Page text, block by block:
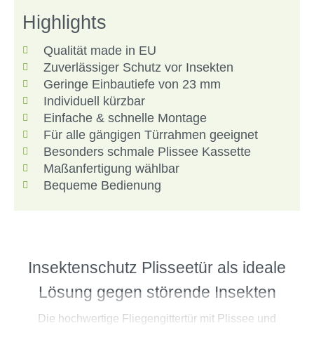
Highlights
Qualität made in EU
Zuverlässiger Schutz vor Insekten
Geringe Einbautiefe von 23 mm
Individuell kürzbar
Einfache & schnelle Montage
Für alle gängigen Türrahmen geeignet
Besonders schmale Plissee Kassette
Maßanfertigung wählbar
Bequeme Bedienung
Insektenschutz Plisseetür als ideale
Lösung gegen störende Insekten
Die hochwertige Fliegengittertür mit Plissee und